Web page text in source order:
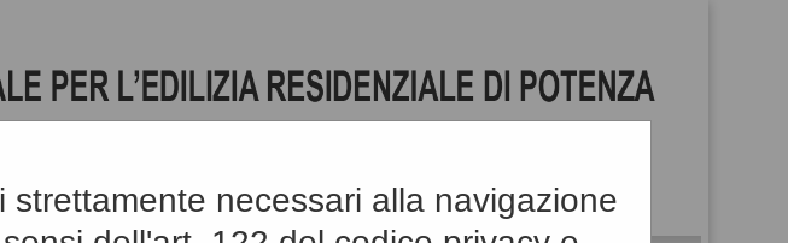
necessari alla navigazione